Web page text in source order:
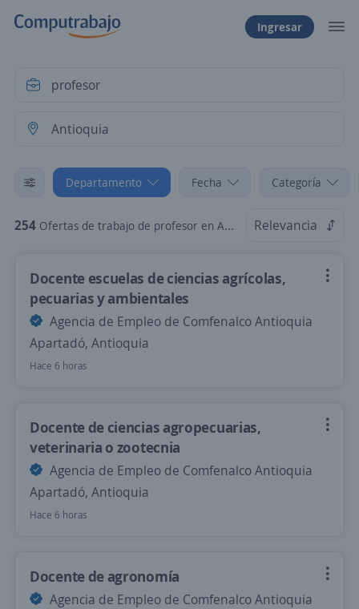
Ingresar
Departamento Fecha Categoría
254 Ofertas de trabajo de profesor en Antioquia Relevancia
Docente escuelas de ciencias agrícolas,
pecuarias y ambientales
Agencia de Empleo de Comfenalco Antioquia
Apartadó, Antioquia
Hace 6 horas
Docente de ciencias agropecuarias,
veterinaria o zootecnia
Agencia de Empleo de Comfenalco Antioquia
Apartadó, Antioquia
Hace 6 horas
Docente de agronomía
Agencia de Empleo de Comfenalco Antioquia